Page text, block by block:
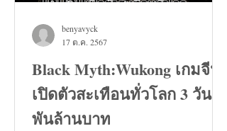
Black Myth:Wukong เกมจีน
เปิดตัวสะเทือนทั่วโลก 3 วัน 7
พันล้านบาท
benyavyck
17 ต.ค. 2567